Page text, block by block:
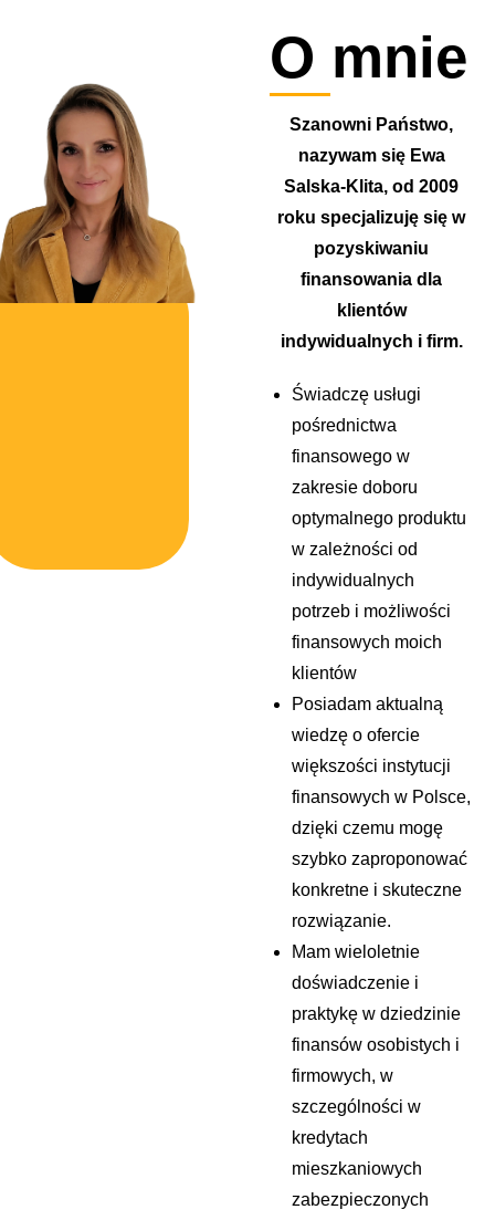
O mnie
Szanowni Państwo,
nazywam się Ewa
Salska-Klita, od 2009
roku specjalizuję się w
pozyskiwaniu
finansowania dla
klientów
indywidualnych i firm.
Świadczę usługi
pośrednictwa
finansowego w
zakresie doboru
optymalnego produktu
w zależności od
indywidualnych
potrzeb i możliwości
finansowych moich
klientów
Posiadam aktualną
wiedzę o ofercie
większości instytucji
finansowych w Polsce,
dzięki czemu mogę
szybko zaproponować
konkretne i skuteczne
rozwiązanie.
Mam wieloletnie
doświadczenie i
praktykę w dziedzinie
finansów osobistych i
firmowych, w
szczególności w
kredytach
mieszkaniowych
zabezpieczonych